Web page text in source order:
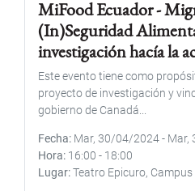
MiFood Ecuador -
(In)Seguridad
investigación hacía la
Este evento tiene como
proyecto de investigación y
gobierno de Canadá...
Fecha Mar, 30/04/2024- Mar,
Hora 16:00 - 18:00
Lugar Teatro Epicuro,